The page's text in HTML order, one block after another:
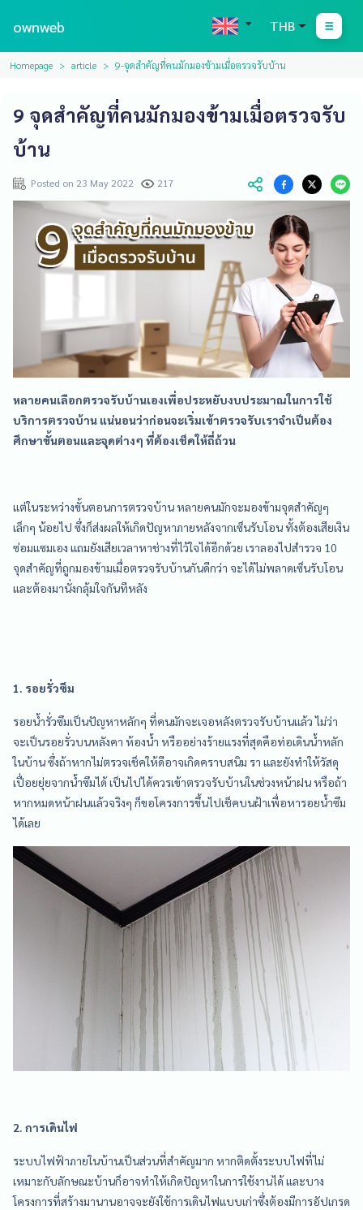
ownweb THB
Homepage article 9-จุดสำคัญที่คนมักมองข้ามเมื่อตรวจรับบ้าน
9 จุดสำคัญที่คนมักมองข้ามเมื่อตรวจรับ
บ้าน
Posted on 23 May 2022 217
หลายคนเลือกตรวจรับบ้านเองเพื่อประหยับงบประมาณในการใช้
บริการตรวจบ้าน แน่นอนว่าก่อนจะเริ่มเข้าตรวจรับเราจำเป็นต้อง
ศึกษาขั้นตอนและจุดต่างๆ ที่ต้องเช็คให้ถี่ถ้วน
แต่ในระหว่างขั้นตอนการตรวจบ้าน หลายคนมักจะมองข้ามจุดสำคัญๆ
เล็กๆ น้อยไป ซึ่งก็ส่งผลให้เกิดปัญหาภายหลังจากเซ็นรับโอน ทั้งต้องเสียเงิน
ซ่อมแซมเอง แถมยังเสียเวลาหาช่างที่ไว้ใจได้อีกด้วย เราลองไปสำรวจ 10
จุดสำคัญที่ถูกมองข้ามเมื่อตรวจรับบ้านกันดีกว่า จะได้ไม่พลาดเซ็นรับโอน
และต้องมานั่งกลุ้มใจกันทีหลัง
1. รอยรั่วซึม
รอยน้ำรั่วซึมเป็นปัญหาหลักๆ ที่คนมักจะเจอหลังตรวจรับบ้านแล้ว ไม่ว่า
จะเป็นรอยรั่วบนหลังคา ห้องน้ำ หรืออย่างร้ายแรงที่สุดคือท่อเดินน้ำหลัก
ในบ้าน ซึ่งถ้าหากไม่ตรวจเช็คให้ดีอาจเกิดคราบสนิม รา และยังทำให้วัสดุ
เปื่อยยุ่ยจากน้ำซึมได้ เป็นไปได้ควรเข้าตรวจรับบ้านในช่วงหน้าฝน หรือถ้า
หากหมดหน้าฝนแล้วจริงๆ ก็ขอโครงการขึ้นไปเช็คบนฝ้าเพื่อหารอยน้ำซึม
ได้เลย
2. การเดินไฟ
ระบบไฟฟ้าภายในบ้านเป็นส่วนที่สำคัญมาก หากติดตั้งระบบไฟที่ไม่
เหมาะกับลักษณะบ้านก็อาจทำให้เกิดปัญหาในการใช้งานได้ และบาง
โครงการที่สร้างมานานอาจจะยังใช้การเดินไฟแบบเก่าซึ่งต้องมีการอัปเกรด